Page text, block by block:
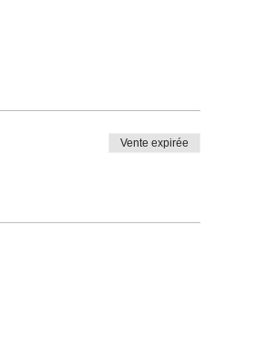
Vente expirée